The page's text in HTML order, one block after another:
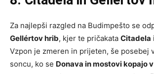
Za najlepši razgled na Budimpešto se
Gellértov hrib, kjer te pričakata Citadela
Vzpon je zmeren in prijeten, še posebej
soncu, ko se Donava in mostovi kopajo